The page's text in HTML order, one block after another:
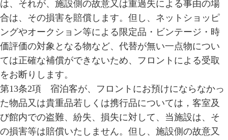
は、それが、施設側の故意又は重過失による事由の場
合は、その損害を賠償します。但し、ネットショッピ
ングやオークション等による限定品・ビンテージ・時
価評価の対象となる物など、代替が無い一点物につい
ては正確な補償ができないため、フロントによる受取
をお断りします。
第13条2項 宿泊客が、フロントにお預けにならなかっ
た物品又は貴重品若しくは携行品については，客室及
び館内での盗難、紛失、損失に対して、当施設は、そ
の損害等は賠償いたしません。但し、施設側の故意又